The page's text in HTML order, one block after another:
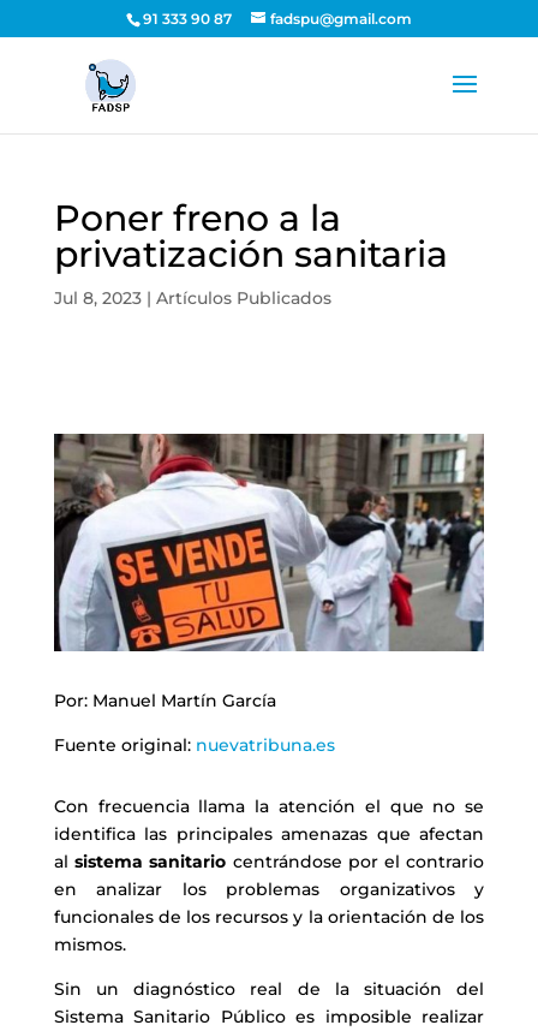
91 333 90 87 fadspu@gmail.com
Poner freno a la
privatización sanitaria
Jul 8, 2023| Artículos Publicados
Por: Manuel Martín García
Fuente original: nuevatribuna.es
Con frecuencia llama la atención el que no se
identifica las principales amenazas que afectan
alsistema sanitario centrándose por el contrario
en analizar los problemas organizativos y
funcionales de los recursos y la orientación de los
mismos.
Sin un diagnóstico real de la situación del
Sistema Sanitario Público es imposible realizar